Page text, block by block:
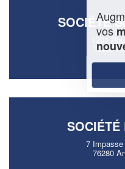
SOCIÉTÉ
1201
76280
SOCIÉTÉ
7 Impasse
76280
vos